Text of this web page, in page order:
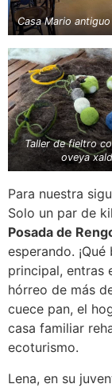
Casa Mario
Taller de fieltro
oveya
Para nuestra
Solo un par de
Posada de
esperando.
principal, entras
hórreo de más
cuece pan, el
casa familiar
ecoturismo.
Lena, en su